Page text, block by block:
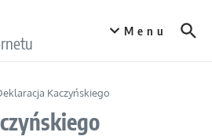
Menu
Kaczyńskiego